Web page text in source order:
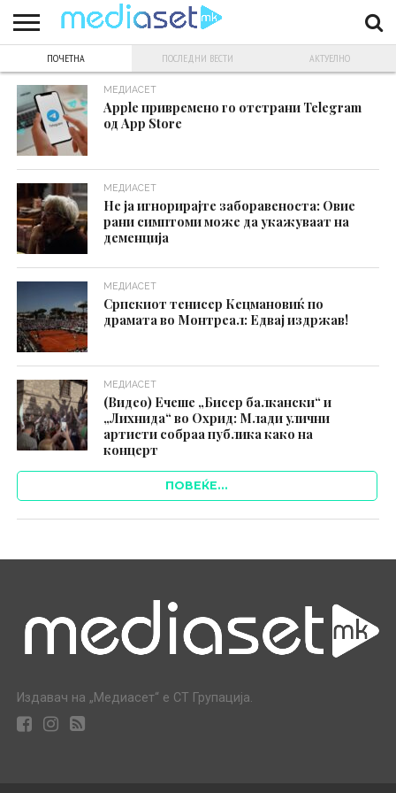
НАС
КОНТАКТ
МАРКЕТИНГ
ПОЧЕТНА
ПОЧЕТНА ПОСЛЕДНИ ВЕСТИ АКТУЕЛНO
МЕДИАСЕТ
Apple привремено го отстрани Telegram
од App Store
МЕДИАСЕТ
Не ја игнорирајте заборавеноста: Овие
рани симптоми може да укажуваат на
деменција
МЕДИАСЕТ
Српскиот тенисер Кецмановиќ по
драмата во Монтреал: Едвај издржав!
МЕДИАСЕТ
(Видео) Ечеше „Бисер балкански“ и
„Лихнида“ во Охрид: Млади улични
артисти собраа публика како на
концерт
ПОВЕЌЕ...
Издавач на „Медиасет“ е СТ Групација.